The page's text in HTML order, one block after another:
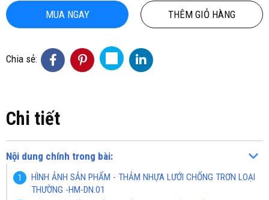
MUA NGAY THÊM GIỎ HÀNG
Chia sẻ:
Chi tiết
Nội dung chính trong bài:
HÌNH ẢNH SẢN PHẨM - THẢM NHỰA LƯỚI CHỐNG TRƠN LOẠI
THƯỜNG -HM-DN.01